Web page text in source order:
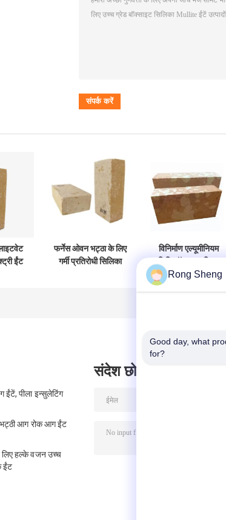
ईंट
फर्नेस ओवन भट्ठा के लिए
गर्मी प्रतिरोधी सिलिका
विनिर्माण एल्यूमीनियम
इलेक्ट्रिक आर्क फर्नेस
एल्यूमीनियम सिलिकॉन
ईंटें, पीला इन्सुलेटिंग
भट्ठी आग रोक आग ईंट
हल्के वजन उच्च
ईंट
संदेश छोड़ दो
Rong Sheng
Good day, what
for?